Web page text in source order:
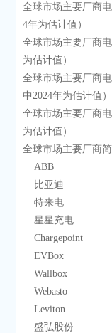
全球市场主要厂商
4年为估计值）
全球市场主要厂商
为估计值）
全球市场主要厂商
中2024年为估计值）
全球市场主要厂商
为估计值）
全球市场主要厂商
    ABB
    比亚迪
    特来电
    星星充电
    Chargepoint
    EVBox
    Wallbox
    Webasto
    Leviton
    盛弘股份